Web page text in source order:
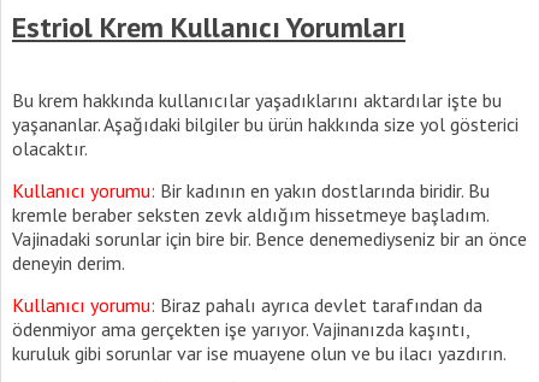
Estriol Krem Kullanıcı Yorumları
Bu krem hakkında kullanıcılar yaşadıklarını aktardılar işte bu
yaşananlar. Aşağıdaki bilgiler bu ürün hakkında size yol gösterici
olacaktır.
Kullanıcı yorumu: Bir kadının en yakın dostlarında biridir. Bu
kremle beraber seksten zevk aldığım hissetmeye başladım.
Vajinadaki sorunlar için bire bir. Bence denemediyseniz bir an önce
deneyin derim.
Kullanıcı yorumu: Biraz pahalı ayrıca devlet tarafından da
ödenmiyor ama gerçekten işe yarıyor. Vajinanızda kaşıntı,
kuruluk gibi sorunlar var ise muayene olun ve bu ilacı yazdırın.